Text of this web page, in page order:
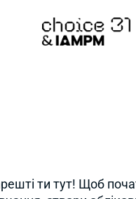
ти тут! Щоб